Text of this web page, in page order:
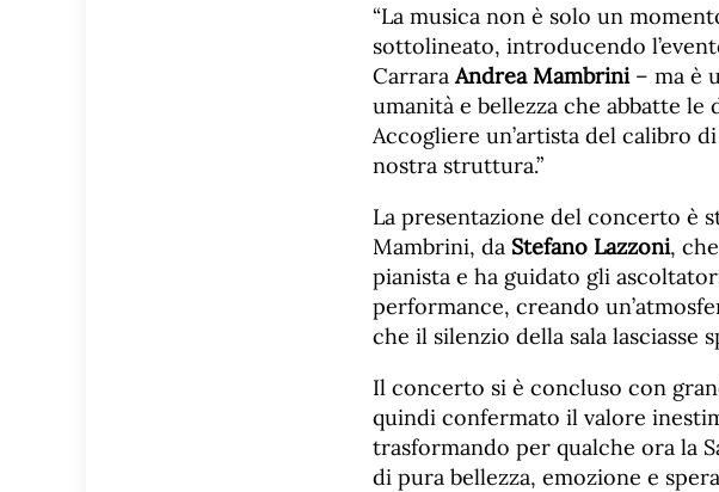
“La musica non è solo un
sottolineato, introducendo
CarraraAndrea Mambrini– ma è
umanità e bellezza che abbatte
Accogliere un’artista del calibro
nostra struttura.”
La presentazione del concerto è
Mambrini, da Stefano Lazzoni,
pianista e ha guidato gli
performance, creando
che il silenzio della sala lasciasse
Il concerto si è concluso con
quindi confermato il valore
trasformando per qualche ora la
di pura bellezza, emozione e